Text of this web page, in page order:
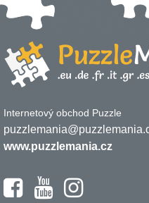
Internetový obchod Puzzle
www.puzzlemania.cz